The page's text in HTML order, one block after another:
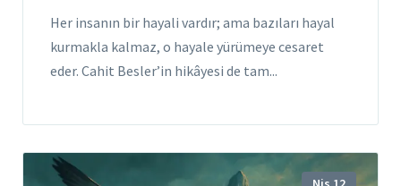
Her insanın bir hayali vardır; ama bazıları hayal
kurmakla kalmaz, o hayale yürümeye cesaret
eder. Cahit Besler’in hikâyesi de tam...